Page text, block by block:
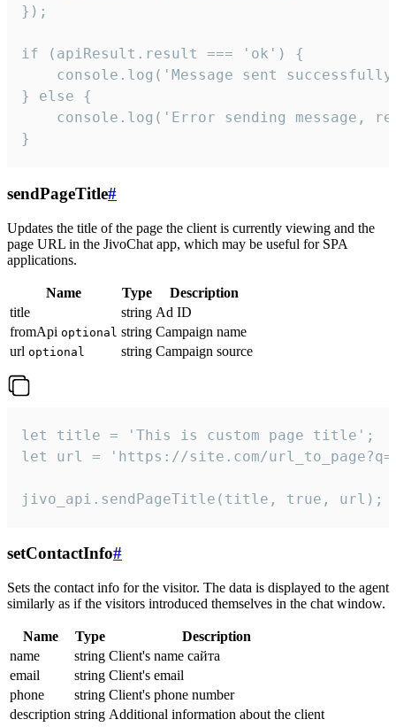
});
if (apiResult.result === 'ok') {
console.log('Message sent
} else {
console.log('Error sending message,
}
sendPageTitle#
Updates the title of the page the client is currently viewing and the
page URL in the JivoChat app, which may be useful for SPA
applications.
Name Type
Description
title
string Ad ID
fromApi optional string Campaign name
url optional string Campaign source
let title = 'This is custom page title';
let url = 'https://site.com/
jivo_api.sendPageTitle(title, true, url);
setContactInfo#
Sets the contact info for the visitor. The data is displayed to the agent
similarly as if the visitors introduced themselves in the chat window.
Name Type
Description
name
string Client's name сайта
email
string Client's email
phone
string Client's phone number
description string Additional information about the client